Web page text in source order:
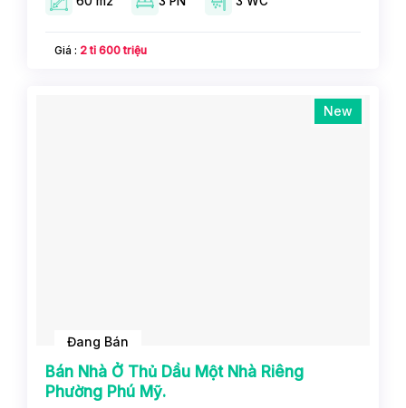
Giá : 2 tỉ 600 triệu
Đang Bán
New
Bán Nhà Ở Thủ Dầu Một Nhà Riêng
Phường Phú Mỹ.